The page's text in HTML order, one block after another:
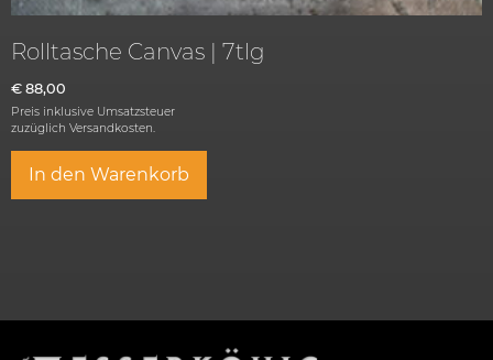
Rolltasche Canvas | 7tlg
€ 88,00
Preis inklusive Umsatzsteuer
zuzüglich Versandkosten.
In den Warenkorb